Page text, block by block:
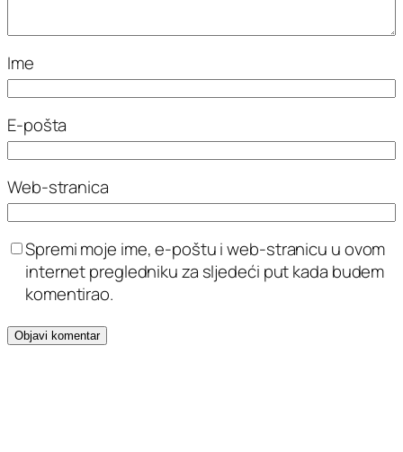
Ime
E-pošta
Web-stranica
Spremi moje ime, e-poštu i web-stranicu u ovom
internet pregledniku za sljedeći put kada budem
komentirao.